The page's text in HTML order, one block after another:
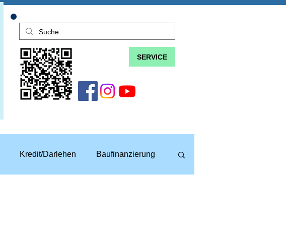
SERVICE
Kredit/Darlehen Baufinanzierung